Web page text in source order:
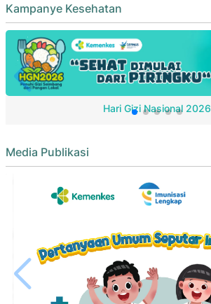
Kampanye Kesehatan
Hari Gizi Nasional 2026
Media Publikasi